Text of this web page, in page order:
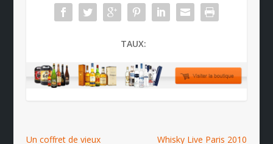
TAUX:
Un coffret de vieux
Whisky Live Paris 2010